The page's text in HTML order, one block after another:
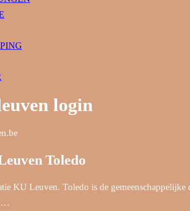
login
Toledo
KU Leuven. Toledo is de
…